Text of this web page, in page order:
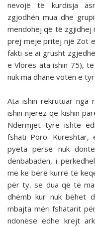
nevojë të kurdisja
zgjodhën mua dhe
mendohej që të
prej meje pritej një Zot
fakti se ai grusht
e Vlorës ata ishin 75),
nuk ma dhanë votën e
Ata ishin rekrutuar nga
ishin njerëz që kishin
Ndërmjet tyre ishte
fshati Poro.
pyeta përse nuk
denbabaden, i
më ke bërë kurrë të
për ty, se dua që të
dhëmb kur nuk bëhet
mbajta mëri fshatarit
ndonëse edhe krejt